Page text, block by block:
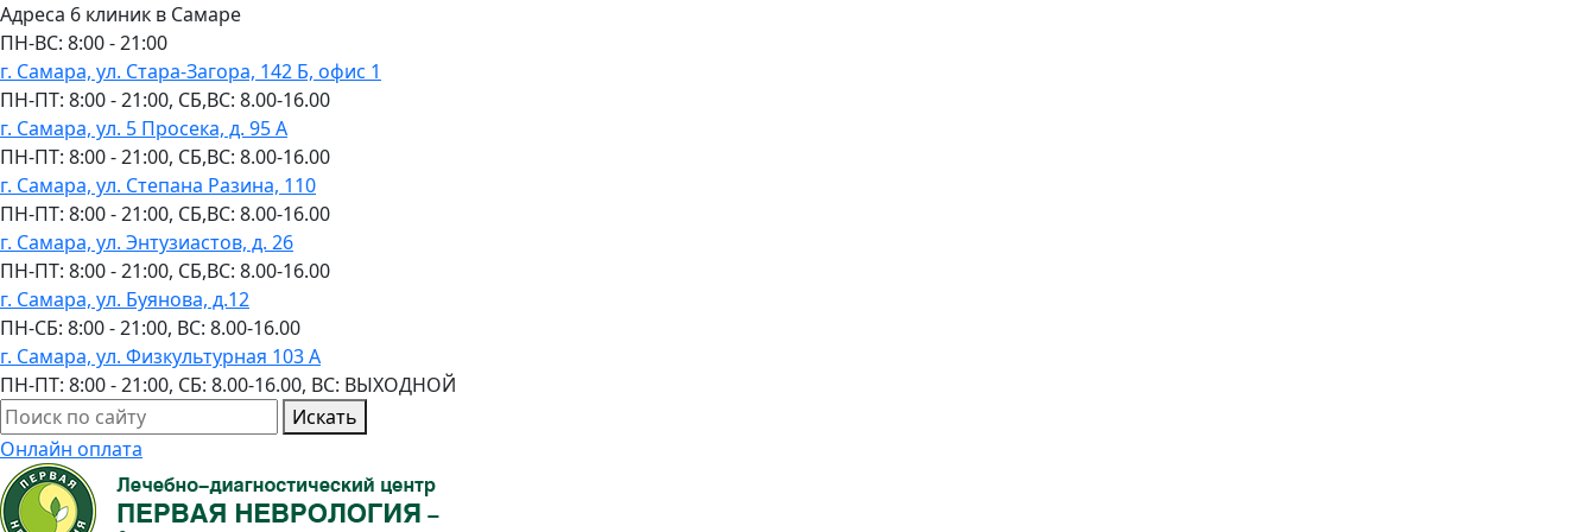
Адреса 6 клиник в Самаре
ПН-ВC: 8:00 - 21:00
г. Самара, ул. Стара-Загора, 142 Б, офис 1
ПН-ПТ: 8:00 - 21:00, СБ,ВС: 8.00-16.00
г. Самара, ул. 5 Просека, д. 95 А
ПН-ПТ: 8:00 - 21:00, СБ,ВС: 8.00-16.00
г. Самара, ул. Степана Разина, 110
ПН-ПТ: 8:00 - 21:00, СБ,ВС: 8.00-16.00
г. Самара, ул. Энтузиастов, д. 26
ПН-ПТ: 8:00 - 21:00, СБ,ВС: 8.00-16.00
г. Самара, ул. Буянова, д.12
ПН-СБ: 8:00 - 21:00, ВС: 8.00-16.00
г. Самара, ул. Физкультурная 103 А
ПН-ПТ: 8:00 - 21:00, СБ: 8.00-16.00, ВС: ВЫХОДНОЙ
Искать
Онлайн оплата